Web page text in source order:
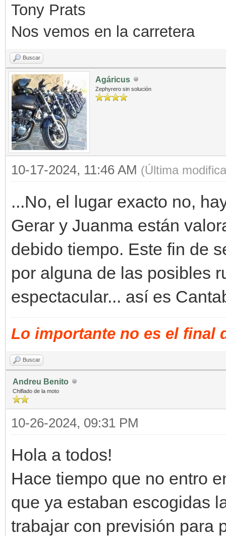
Tony Prats
Nos vemos en la carretera
Buscar
Agáricus
Zephyrero sin solución
10-17-2024, 11:46 AM (Última
...No, el lugar exacto no,
Gerar y Juanma están
debido tiempo. Este fin de
por alguna de las posibles
espectacular... así es
Lo importante no es el final
Buscar
Andreu Benito
Chiflado de la moto
10-26-2024, 09:31 PM
Hola a todos!
Hace tiempo que no entro
que ya estaban escogidas
trabajar con previsión para